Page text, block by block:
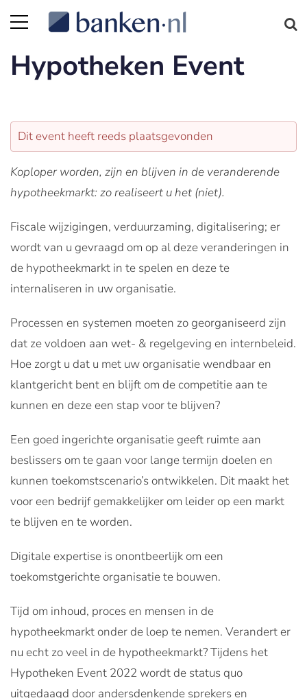
Hypotheken Event
Dit event heeft reeds plaatsgevonden
Koploper worden, zijn en blijven in de veranderende
hypotheekmarkt: zo realiseert u het (niet).
Fiscale wijzigingen, verduurzaming, digitalisering; er
wordt van u gevraagd om op al deze veranderingen in
de hypotheekmarkt in te spelen en deze te
internaliseren in uw organisatie.
Processen en systemen moeten zo georganiseerd zijn
dat ze voldoen aan wet- & regelgeving en internbeleid.
Hoe zorgt u dat u met uw organisatie wendbaar en
klantgericht bent en blijft om de competitie aan te
kunnen en deze een stap voor te blijven?
Een goed ingerichte organisatie geeft ruimte aan
beslissers om te gaan voor lange termijn doelen en
kunnen toekomstscenario’s ontwikkelen. Dit maakt het
voor een bedrijf gemakkelijker om leider op een markt
te blijven en te worden.
Digitale expertise is onontbeerlijk om een
toekomstgerichte organisatie te bouwen.
Tijd om inhoud, proces en mensen in de
hypotheekmarkt onder de loep te nemen. Verandert er
nu echt zo veel in de hypotheekmarkt? Tijdens het
Hypotheken Event 2022 wordt de status quo
uitgedaagd door andersdenkende sprekers en